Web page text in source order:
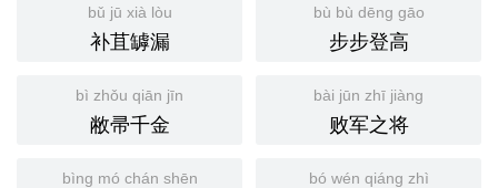
bǔ jū xià lòu
补苴罅漏
bù bù dēng gāo
步步登高
bì zhǒu qiān jīn
敝帚千金
bài jūn zhī jiàng
败军之将
bìng mó chán shēn bó wén qiáng zhì